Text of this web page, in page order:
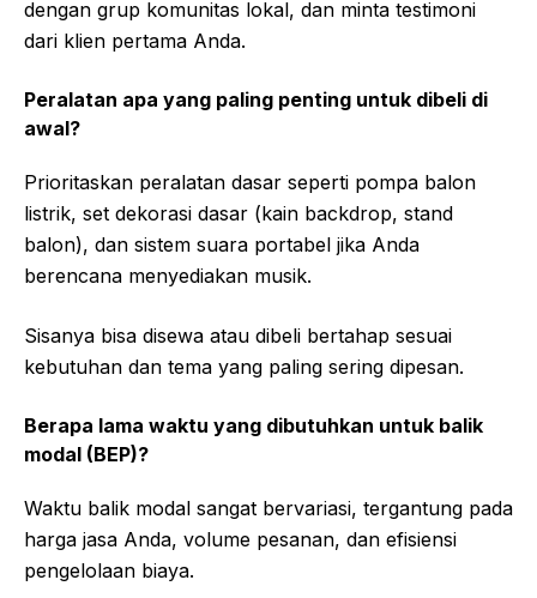
dengan grup komunitas lokal, dan minta testimoni
dari klien pertama Anda.
Peralatan apa yang paling penting untuk dibeli di
awal?
Prioritaskan peralatan dasar seperti pompa balon
listrik, set dekorasi dasar (kain backdrop, stand
balon), dan sistem suara portabel jika Anda
berencana menyediakan musik.
Sisanya bisa disewa atau dibeli bertahap sesuai
kebutuhan dan tema yang paling sering dipesan.
Berapa lama waktu yang dibutuhkan untuk balik
modal (BEP)?
Waktu balik modal sangat bervariasi, tergantung pada
harga jasa Anda, volume pesanan, dan efisiensi
pengelolaan biaya.